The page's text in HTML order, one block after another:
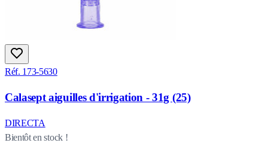
Réf. 173-5630
Calasept aiguilles d'irrigation - 31g (25)
DIRECTA
Bientôt en stock !